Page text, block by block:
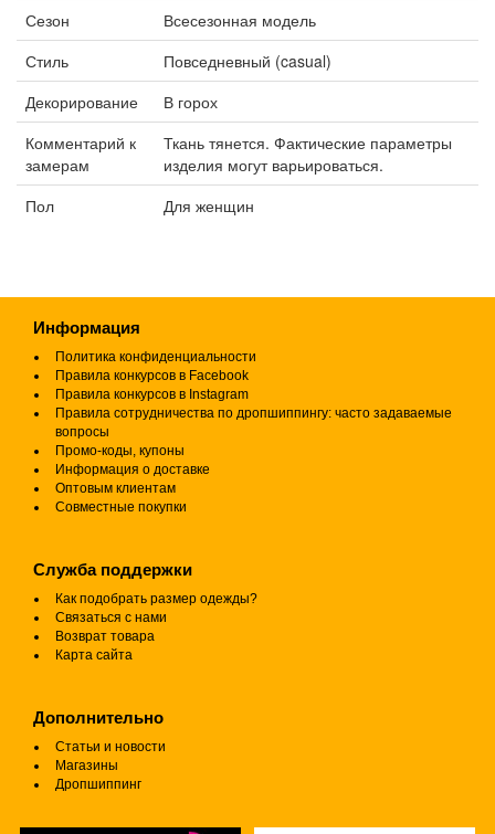
Сезон
Всесезонная модель
Стиль
Повседневный (casual)
Декорирование
В горох
Комментарий к
замерам
Ткань тянется. Фактические параметры
изделия могут варьироваться.
Пол
Для женщин
Информация
Политика конфиденциальности
Правила конкурсов в Facebook
Правила конкурсов в Instagram
Правила сотрудничества по дропшиппингу: часто задаваемые
вопросы
Промо-коды, купоны
Информация о доставке
Оптовым клиентам
Совместные покупки
Служба поддержки
Как подобрать размер одежды?
Связаться с нами
Возврат товара
Карта сайта
Дополнительно
Статьи и новости
Магазины
Дропшиппинг